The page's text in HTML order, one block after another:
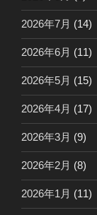
2026年7月 (14)
2026年6月 (11)
2026年5月 (15)
2026年4月 (17)
2026年3月 (9)
2026年2月 (8)
2026年1月 (11)